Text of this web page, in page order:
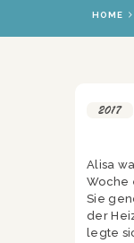
HOME
2017
Alisa
Woche
Sie
der
legte